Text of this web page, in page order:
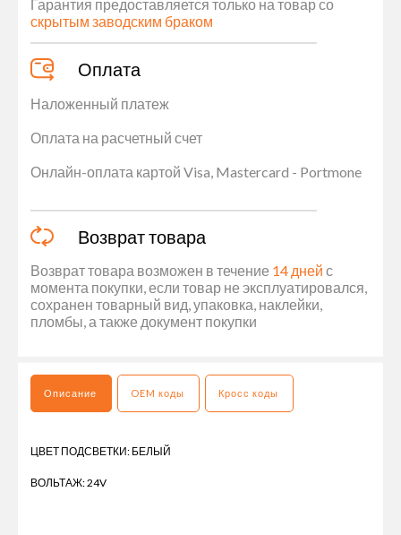
Гарантия предоставляется только на товар со
скрытым заводским браком
Оплата
Наложенный платеж
Оплата на расчетный счет
Онлайн-оплата картой Visa, Mastercard - Portmone
Возврат товара
Возврат товара возможен в течение 14 дней с
момента покупки, если товар не эксплуатировался,
сохранен товарный вид, упаковка, наклейки,
пломбы, а также документ покупки
Описание OEM коды Кросс коды
ЦВЕТ ПОДСВЕТКИ: БЕЛЫЙ
ВОЛЬТАЖ: 24V